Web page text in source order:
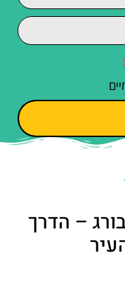
– הדרך